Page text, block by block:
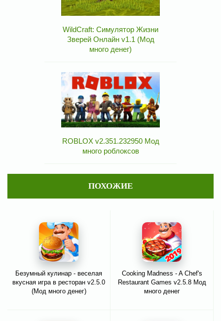
WildCraft: Симулятор Жизни
Зверей Онлайн v1.1 (Мод
много денег)
ROBLOX v2.351.232950 Мод
много роблоксов
ПОХОЖИЕ
Безумный кулинар - веселая
вкусная игра в ресторан v2.5.0
(Мод много денег)
Cooking Madness - A Chef's
Restaurant Games v2.5.8 Мод
много денег